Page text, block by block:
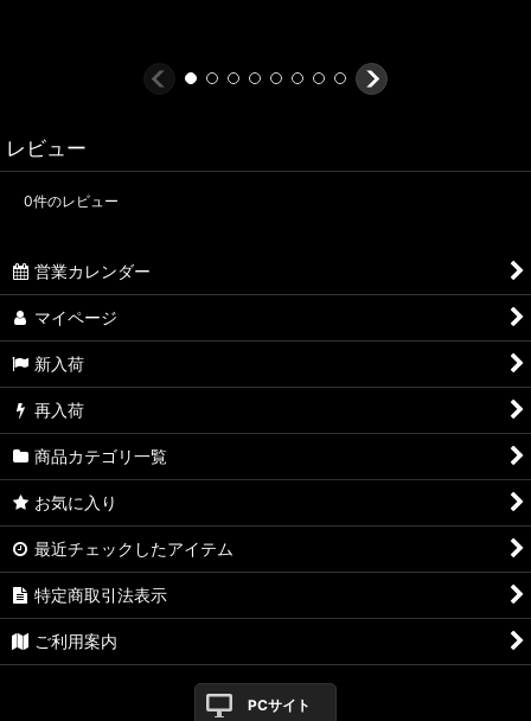
レビュー
0件のレビュー
営業カレンダー
マイページ
新入荷
再入荷
商品カテゴリ一覧
お気に入り
最近チェックしたアイテム
特定商取引法表示
ご利用案内
PCサイト